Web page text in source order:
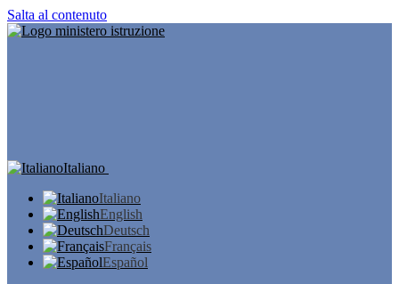
Salta al contenuto
Italiano
Italiano
English
Deutsch
Français
Español